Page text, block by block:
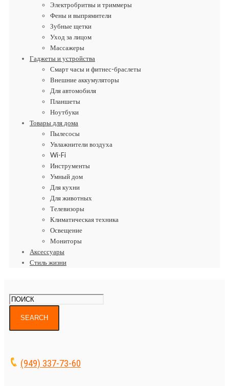
Электробритвы и триммеры
Фены и выпрямители
Зубные щетки
Уход за лицом
Массажеры
Гаджеты и устройства
Смарт часы и фитнес-браслеты
Внешние аккумуляторы
Для автомобиля
Планшеты
Ноутбуки
Товары для дома
Пылесосы
Увлажнители воздуха
Wi-Fi
Инструменты
Умный дом
Для кухни
Для животных
Телевизоры
Климатическая техника
Освещение
Мониторы
Аксессуары
Стиль жизни
(949) 337-73-60